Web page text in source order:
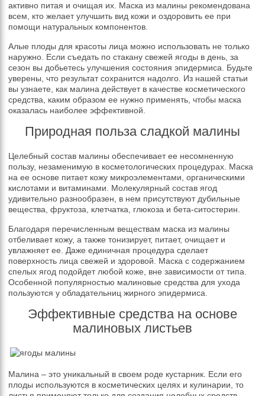
активно питая и очищая их. Маска из малины рекомендована
всем, кто желает улучшить вид кожи и оздоровить ее при
помощи натуральных компонентов.
Алые плоды для красоты лица можно использовать не только
наружно. Если съедать по стакану свежей ягоды в день, за
сезон вы добьетесь улучшения состояния эпидермиса. Будьте
уверены, что результат сохранится надолго. Из нашей статьи
вы узнаете, как малина действует в качестве косметического
средства, каким образом ее нужно применять, чтобы маска
оказалась наиболее эффективной.
Природная польза сладкой малины
Целебный состав малины обеспечивает ее несомненную
пользу, незаменимую в косметологических процедурах. Маска
на ее основе питает кожу микроэлементами, органическими
кислотами и витаминами. Молекулярный состав ягод
удивительно разнообразен, в нем присутствуют дубильные
вещества, фруктоза, клетчатка, глюкоза и бета-ситостерин.
Благодаря перечисленным веществам маска из малины
отбеливает кожу, а также тонизирует, питает, очищает и
увлажняет ее. Даже единичная процедура сделает
поверхность лица свежей и здоровой. Маска с содержанием
спелых ягод подойдет любой коже, вне зависимости от типа.
Особенной популярностью малиновые средства для ухода
пользуются у обладательниц жирного эпидермиса.
Эффективные средства на основе
малиновых листьев
Малина – это уникальный в своем роде кустарник. Если его
плоды используются в косметических целях и кулинарии, то